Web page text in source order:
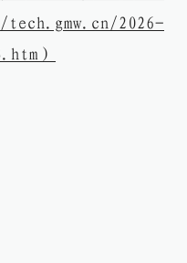
2026-
）